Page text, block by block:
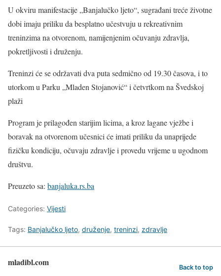
U okviru manifestacije „Banjalučko ljeto“, sugrađani treće životne
dobi imaju priliku da besplatno učestvuju u rekreativnim
treninzima na otvorenom, namijenjenim očuvanju zdravlja,
pokretljivosti i druženju.
Treninzi će se održavati dva puta sedmično od 19.30 časova, i to
utorkom u Parku „Mladen Stojanović“ i četvrtkom na Švedskoj
plaži
Program je prilagođen starijim licima, a kroz lagane vježbe i
boravak na otvorenom učesnici će imati priliku da unaprijede
fizičku kondiciju, očuvaju zdravlje i provedu vrijeme u ugodnom
društvu.
Preuzeto sa: banjaluka.rs.ba
Categories: Vijesti
Tags: Banjalučko ljeto, druženje, treninzi, zdravlje
mladibl.com Back to top